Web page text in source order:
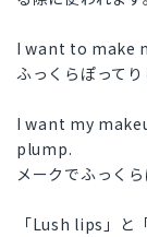
I want to make
ふっくらぽってり
I want my
plump.
メークでふっく
「Lush lips」と